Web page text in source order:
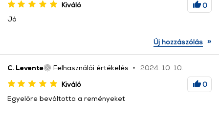
Kiváló
0
Jó
Új hozzászólás »
C. Levente Felhasználói értékelés
2024. 10. 10.
Kiváló
0
Egyelőre beváltotta a reményeket